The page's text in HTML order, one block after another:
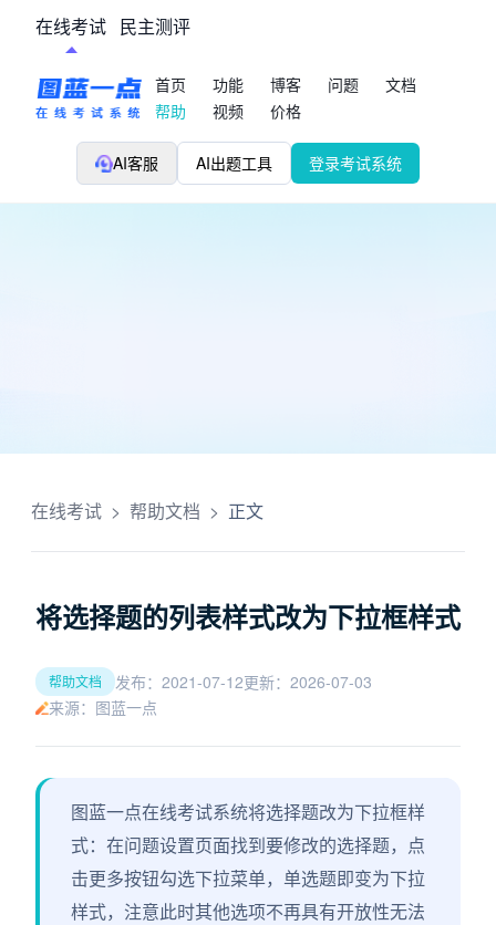
在线考试 民主测评
首页 功能 博客 问题
文档
帮助
视频 价格
AI客服 AI出题工具 登录考试系统
在线考试 > 帮助文档 > 正文
将选择题的列表样式改为下拉框样式
帮助文档 发布：2021-07-12更新：2026-07-03
来源：图蓝一点
图蓝一点在线考试系统将选择题改为下拉框样
式：在问题设置页面找到要修改的选择题，点
击更多按钮勾选下拉菜单，单选题即变为下拉
样式，注意此时其他选项不再具有开放性无法